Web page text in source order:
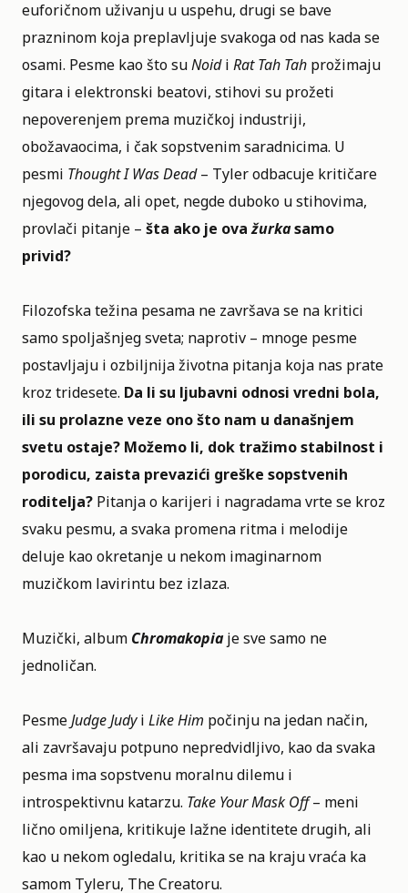
euforičnom uživanju u uspehu, drugi se bave
prazninom koja preplavljuje svakoga od nas kada se
osami. Pesme kao što suNoidi Rat Tah Tah prožimaju
gitara i elektronski beatovi, stihovi su prožeti
nepoverenjem prema muzičkoj industriji,
obožavaocima, i čak sopstvenim saradnicima. U
pesmi Thought I Was Dead– Tyler odbacuje kritičare
njegovog dela, ali opet, negde duboko u stihovima,
provlači pitanje – šta ako je ovažurkasamo
privid?
Filozofska težina pesama ne završava se na kritici
samo spoljašnjeg sveta; naprotiv – mnoge pesme
postavljaju i ozbiljnija životna pitanja koja nas prate
kroz tridesete. Da li su ljubavni odnosi vredni bola,
ili su prolazne veze ono što nam u današnjem
svetu ostaje? Možemo li, dok tražimo stabilnost i
porodicu, zaista prevazići greške sopstvenih
roditelja? Pitanja o karijeri i nagradama vrte se kroz
svaku pesmu, a svaka promena ritma i melodije
deluje kao okretanje u nekom imaginarnom
muzičkom lavirintu bez izlaza.
Muzički, album Chromakopiaje sve samo ne
jednoličan.
PesmeJudge Judyi Like Him počinju na jedan način,
ali završavaju potpuno nepredvidljivo, kao da svaka
pesma ima sopstvenu moralnu dilemu i
introspektivnu katarzu. Take Your Mask Off– meni
lično omiljena, kritikuje lažne identitete drugih, ali
kao u nekom ogledalu, kritika se na kraju vraća ka
samom Tyleru, The Creatoru.